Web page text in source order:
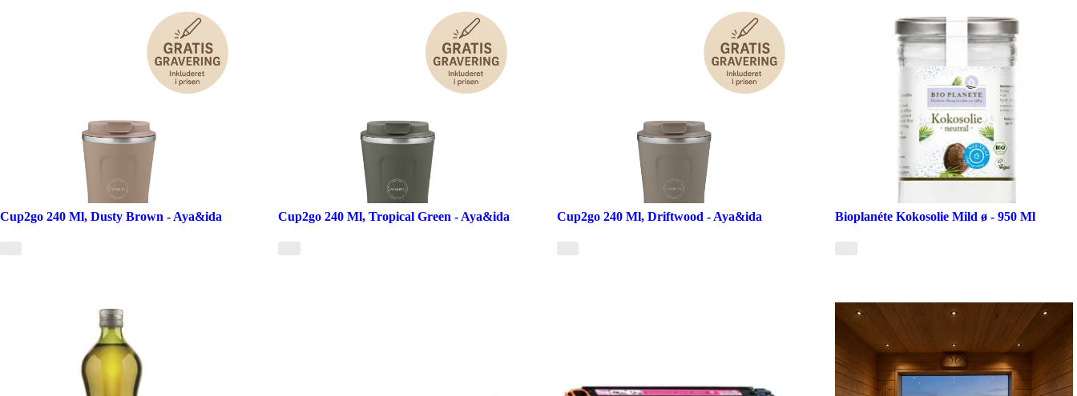
Cup2go 240 Ml, Dusty Brown - Aya&ida Cup2go 240 Ml, Tropical Green - Aya&ida Cup2go 240 Ml, Driftwood - Aya&ida Bioplanéte Kokosolie Mild ø - 950 Ml